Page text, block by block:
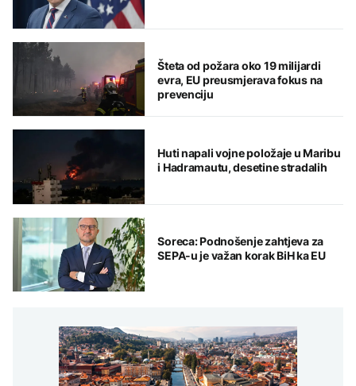
Šteta od požara oko 19 milijardi
evra, EU preusmjerava fokus na
prevenciju
Huti napali vojne položaje u Maribu
i Hadramautu, desetine stradalih
Soreca: Podnošenje zahtjeva za
SEPA-u je važan korak BiH ka EU